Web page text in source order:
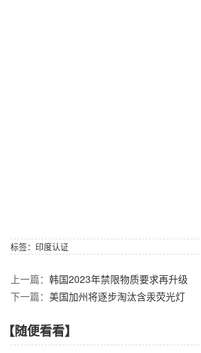
标签： 印度认证
上一篇： 韩国2023年禁限物质要求再升级
下一篇： 美国加州将逐步淘汰含汞荧光灯
【随便看看】